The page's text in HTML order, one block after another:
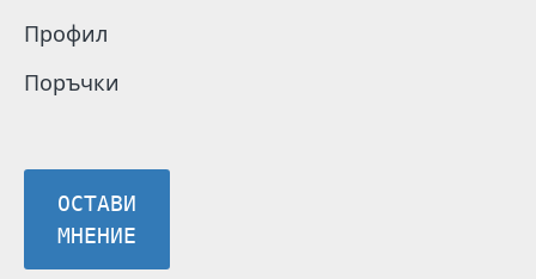
Профил
Поръчки
ОСТАВИ
МНЕНИЕ